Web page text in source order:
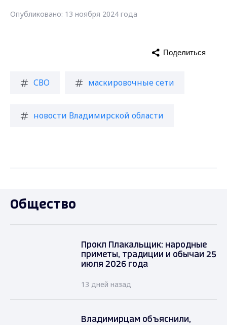
Опубликовано: 13 ноября 2024 года
СВО маскировочные сети
новости Владимирской области
Поделиться
Общество
Прокл Плакальщик: народные
приметы, традиции и обычаи 25
июля 2026 года
13 дней назад
Владимирцам объяснили,